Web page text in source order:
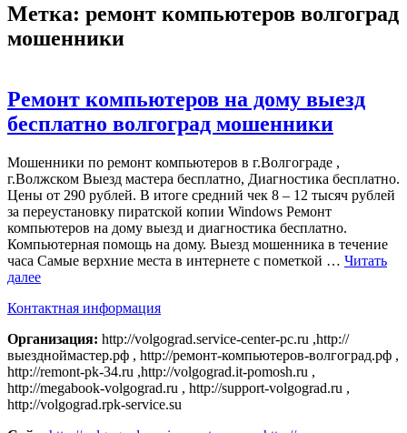
Метка: ремонт компьютеров волгоград
мошенники
Ремонт компьютеров на дому выезд
бесплатно волгоград мошенники
Мошенники по ремонт компьютеров в г.Волгограде ,
г.Волжском Выезд мастера бесплатно, Диагностика бесплатно.
Цены от 290 рублей. В итоге средний чек 8 – 12 тысяч рублей
за переустановку пиратской копии Windows Ремонт
компьютеров на дому выезд и диагностика бесплатно.
Компьютерная помощь на дому. Выезд мошенника в течение
часа Самые верхние места в интернете с пометкой … Читать
далее
Контактная информация
Организация: http://volgograd.service-center-pc.ru ,http://
выездноймастер.рф , http://ремонт-компьютеров-волгоград.рф ,
http://remont-pk-34.ru ,http://volgograd.it-pomosh.ru ,
http://megabook-volgograd.ru , http://support-volgograd.ru ,
http://volgograd.rpk-service.su